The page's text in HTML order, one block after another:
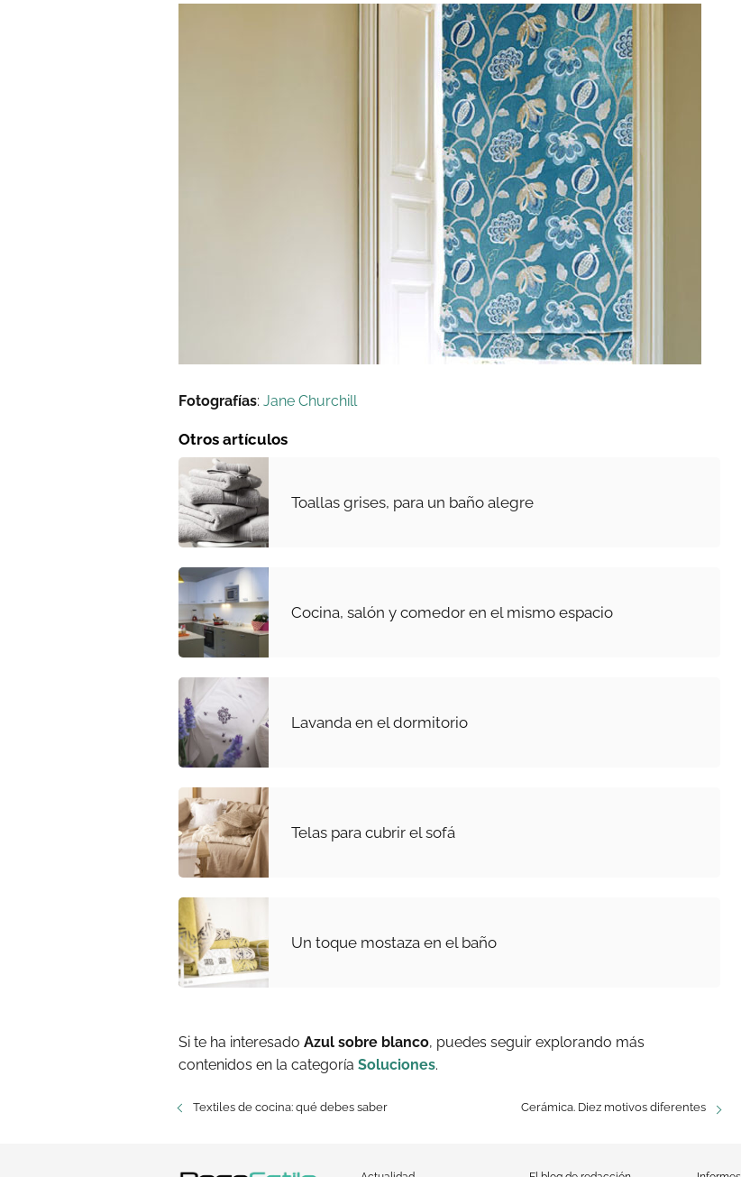
Fotografías: Jane Churchill
Otros artículos
Toallas grises, para un baño alegre
Cocina, salón y comedor en el mismo espacio
Lavanda en el dormitorio
Telas para cubrir el sofá
Un toque mostaza en el baño
Si te ha interesado Azul sobre blanco, puedes seguir explorando más
contenidos en la categoría Soluciones.
Textiles de cocina: qué debes saber Cerámica. Diez motivos diferentes